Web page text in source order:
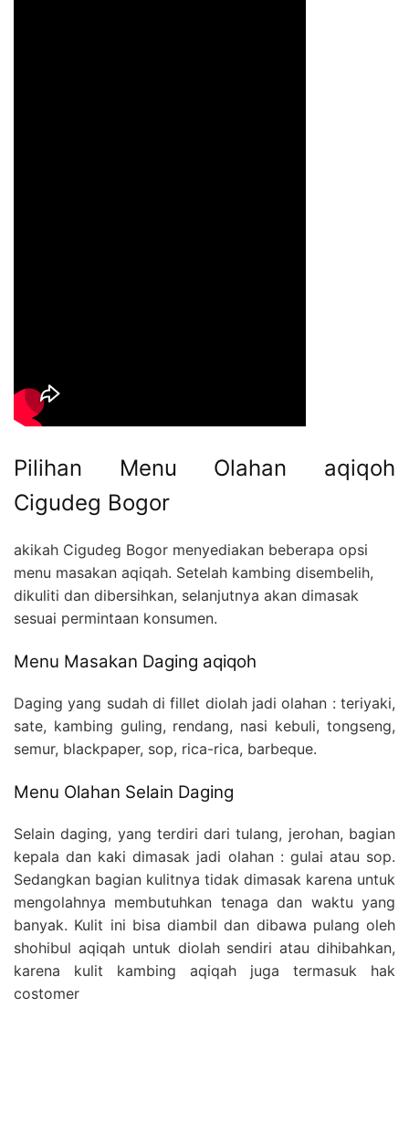
Pilihan Menu Olahan aqiqoh
Cigudeg Bogor
akikah Cigudeg Bogor menyediakan beberapa opsi
menu masakan aqiqah. Setelah kambing disembelih,
dikuliti dan dibersihkan, selanjutnya akan dimasak
sesuai permintaan konsumen.
Menu Masakan Daging aqiqoh
Daging yang sudah di fillet diolah jadi olahan : teriyaki,
sate, kambing guling, rendang, nasi kebuli, tongseng,
semur, blackpaper, sop, rica-rica, barbeque.
Menu Olahan Selain Daging
Selain daging, yang terdiri dari tulang, jerohan, bagian
kepala dan kaki dimasak jadi olahan : gulai atau sop.
Sedangkan bagian kulitnya tidak dimasak karena untuk
mengolahnya membutuhkan tenaga dan waktu yang
banyak. Kulit ini bisa diambil dan dibawa pulang oleh
shohibul aqiqah untuk diolah sendiri atau dihibahkan,
karena kulit kambing aqiqah juga termasuk hak
costomer